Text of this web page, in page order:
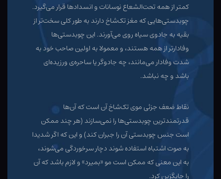
کمتر از همه تحت‌الشعاع نوسانات و انسدادها قرار می‌گیرد.
چوبدستی‌هایی که مغز تک‌شاخ دارند به طور کلی سخت‌تر از
بقیه به جادوی سیاه روی می‌آورند. این چوبدستی‌ها
وفادارتر از همه هستند، و معمولا به اولین صاحب خود به
شدت وفادار می‌مانند، چه جادوگر یا ساحره‌ی ورزیده‌ای
باشد و چه نباشد.
نقاط ضعف جزئی موی تک‌شاخ آن است که آن‌ها
قدرتمند‌ترین چوبدستی‌ها را نمی‌سازند (هر چند ممکن
است جنس چوبدستی آن را جبران کند) و این که اگر شدیدا
به صوت اشتباه استفاده شوند دچار سرخوردگی می‌شوند،
به این معنی که ممکن است مو «بمیرد» و لازم باشد که آن
را جایگزین کرد.